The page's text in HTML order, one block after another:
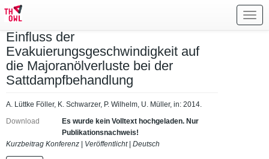
Einfluss der
Evakuierungsgeschwindigkeit auf
die Majoranölverluste bei der
Sattdampfbehandlung
A. Lüttke Föller, K. Schwarzer, P. Wilhelm, U. Müller, in: 2014.
Download
Es wurde kein Volltext hochgeladen. Nur
Publikationsnachweis!
Kurzbeitrag Konferenz
Veröffentlicht| Deutsch